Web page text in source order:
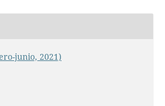
junio, 2021)